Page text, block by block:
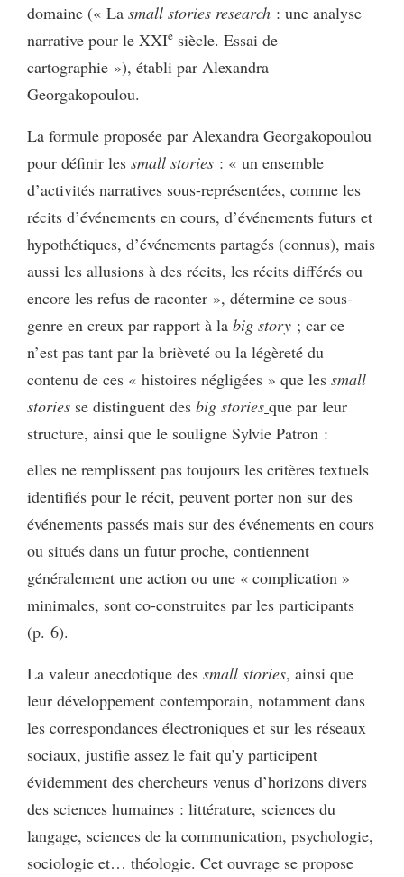
domaine (« La small stories research : une analyse
narrative pour le XXIe siècle. Essai de
cartographie »), établi par Alexandra
Georgakopoulou.
La formule proposée par Alexandra Georgakopoulou
pour définir les small stories : « un ensemble
d’activités narratives sous-représentées, comme les
récits d’événements en cours, d’événements futurs et
hypothétiques, d’événements partagés (connus), mais
aussi les allusions à des récits, les récits différés ou
encore les refus de raconter », détermine ce sous-
genre en creux par rapport à la big story ; car ce
n’est pas tant par la brièveté ou la légèreté du
contenu de ces « histoires négligées » que les small
stories se distinguent des big stories que par leur
structure, ainsi que le souligne Sylvie Patron :
elles ne remplissent pas toujours les critères textuels
identifiés pour le récit, peuvent porter non sur des
événements passés mais sur des événements en cours
ou situés dans un futur proche, contiennent
généralement une action ou une « complication »
minimales, sont co-construites par les participants
(p. 6).
La valeur anecdotique des small stories, ainsi que
leur développement contemporain, notamment dans
les correspondances électroniques et sur les réseaux
sociaux, justifie assez le fait qu’y participent
évidemment des chercheurs venus d’horizons divers
des sciences humaines : littérature, sciences du
langage, sciences de la communication, psychologie,
sociologie et… théologie. Cet ouvrage se propose